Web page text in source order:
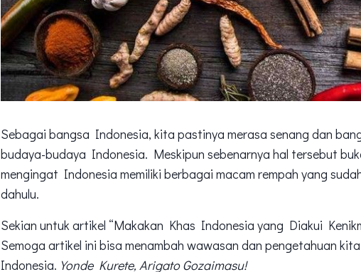
Sebagai bangsa Indonesia, kita pastinya merasa senang dan
budaya-budaya Indonesia. Meskipun sebenarnya hal tersebut
mengingat Indonesia memiliki berbagai macam rempah yang
dahulu.
Sekian untuk artikel “Makakan Khas Indonesia yang Diakui
Semoga artikel ini bisa menambah wawasan dan pengetahuan
Indonesia. Yonde Kurete, Arigato Gozaimasu!